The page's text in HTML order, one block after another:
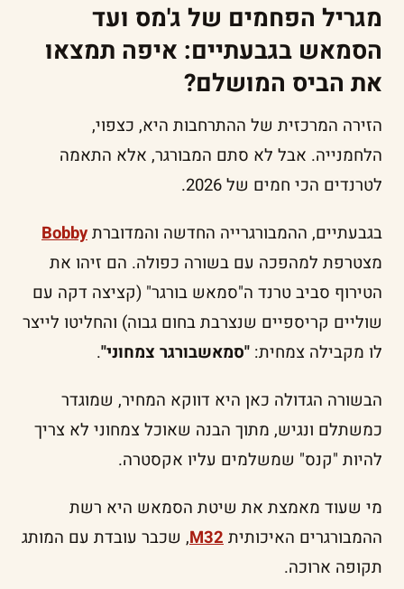
מגריל הפחמים של ג'מס ועד
הסמאש בגבעתיים: איפה תמצאו
את הביס המושלם?
הזירה המרכזית של ההתרחבות היא, כצפוי,
הלחמנייה. אבל לא סתם המבורגר, אלא התאמה
לטרנדים הכי חמים של 2026.
בגבעתיים, ההמבורגרייה החדשה והמדוברתBobby
מצטרפת למהפכה עם בשורה כפולה. הם זיהו את
הטירוף סביב טרנד ה"סמאש בורגר" (קציצה דקה עם
שוליים קריספיים שנצרבת בחום גבוה) והחליטו לייצר
לו מקבילה צמחית: "סמאשבורגר צמחוני".
הבשורה הגדולה כאן היא דווקא המחיר, שמוגדר
כמשתלם ונגיש, מתוך הבנה שאוכל צמחוני לא צריך
להיות "קנס" שמשלמים עליו אקסטרה.
מי שעוד מאמצת את שיטת הסמאש היא רשת
ההמבורגרים האיכותיתM32, שכבר עובדת עם המותג
תקופה ארוכה.